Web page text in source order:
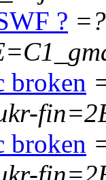
?
broken
broken